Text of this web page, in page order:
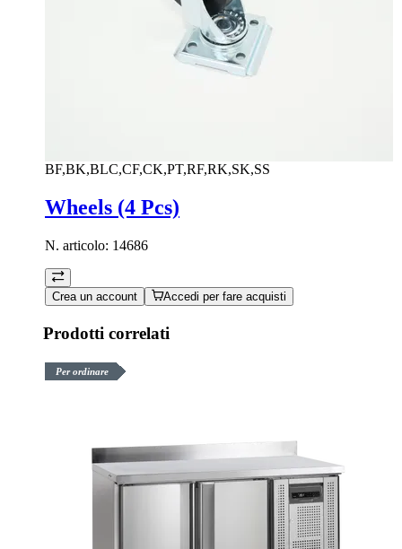
BF,BK,BLC,CF,CK,PT,RF,RK,SK,SS
Wheels (4 Pcs)
N. articolo: 14686
Crea un account Accedi per fare acquisti
Prodotti correlati
Per ordinare